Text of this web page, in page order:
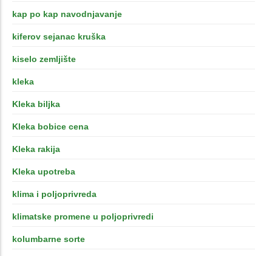
kap po kap navodnjavanje
kiferov sejanac kruška
kiselo zemljište
kleka
Kleka biljka
Kleka bobice cena
Kleka rakija
Kleka upotreba
klima i poljoprivreda
klimatske promene u poljoprivredi
kolumbarne sorte